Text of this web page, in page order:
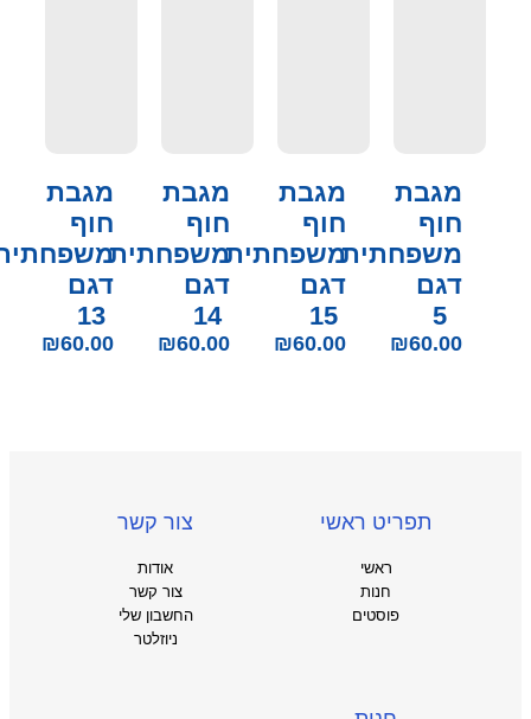
מגבת
חוף
משפחתית
דגם
5
₪60.00
מגבת
חוף
משפחתית
דגם
15
₪60.00
מגבת
חוף
משפחתית
דגם
14
₪60.00
מגבת
חוף
משפחתית
דגם
13
₪60.00
תפריט ראשי
ראשי
חנות
פוסטים
צור קשר
אודות
צור קשר
החשבון שלי
ניוזלטר